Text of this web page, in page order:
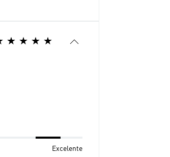
Excelente